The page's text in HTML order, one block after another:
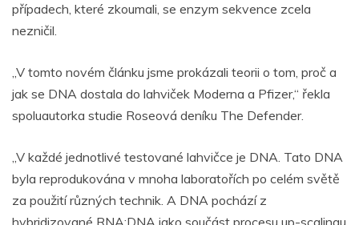
případech, které zkoumali, se enzym sekvence zcela
nezničil.
„V tomto novém článku jsme prokázali teorii o tom, proč a
jak se DNA dostala do lahviček Moderna a Pfizer,“ řekla
spoluautorka studie Roseová deníku The Defender.
„V každé jednotlivé testované lahvičce je DNA. Tato DNA
byla reprodukována v mnoha laboratořích po celém světě
za použití různých technik. A DNA pochází z